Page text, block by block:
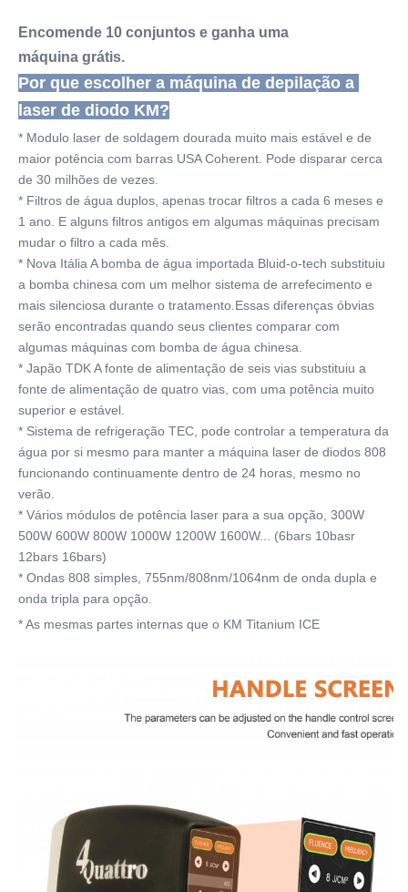
Encomende 10 conjuntos e ganha uma
máquina grátis.
Por que escolher a máquina de depilação a
laser de diodo KM?
* Modulo laser de soldagem dourada muito mais estável e de
maior potência com barras USA Coherent. Pode disparar cerca
de 30 milhões de vezes.
* Filtros de água duplos, apenas trocar filtros a cada 6 meses e
1 ano. E alguns filtros antigos em algumas máquinas precisam
mudar o filtro a cada mês.
* Nova Itália A bomba de água importada Bluid-o-tech substituiu
a bomba chinesa com um melhor sistema de arrefecimento e
mais silenciosa durante o tratamento.Essas diferenças óbvias
serão encontradas quando seus clientes comparar com
algumas máquinas com bomba de água chinesa.
* Japão TDK A fonte de alimentação de seis vias substituiu a
fonte de alimentação de quatro vias, com uma potência muito
superior e estável.
* Sistema de refrigeração TEC, pode controlar a temperatura da
água por si mesmo para manter a máquina laser de diodos 808
funcionando continuamente dentro de 24 horas, mesmo no
verão.
* Vários módulos de potência laser para a sua opção, 300W
500W 600W 800W 1000W 1200W 1600W... (6bars 10basr
12bars 16bars)
* Ondas 808 simples, 755nm/808nm/1064nm de onda dupla e
onda tripla para opção.
* As mesmas partes internas que o KM Titanium ICE